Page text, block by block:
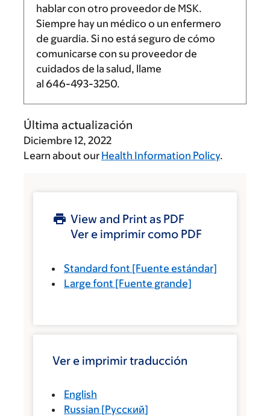
hablar con otro proveedor de MSK.
Siempre hay un médico o un enfermero
de guardia. Si no está seguro de cómo
comunicarse con su proveedor de
cuidados de la salud, llame
al 646-493-3250.
Última actualización
Diciembre 12, 2022
Learn about our Health Information Policy.
View and Print as PDF
Ver e imprimir como PDF
Standard font [Fuente estándar]
Large font [Fuente grande]
Ver e imprimir traducción
English
Russian [Русский]